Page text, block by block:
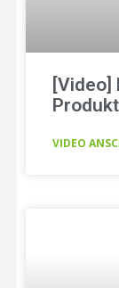
[Video]
VIDEO